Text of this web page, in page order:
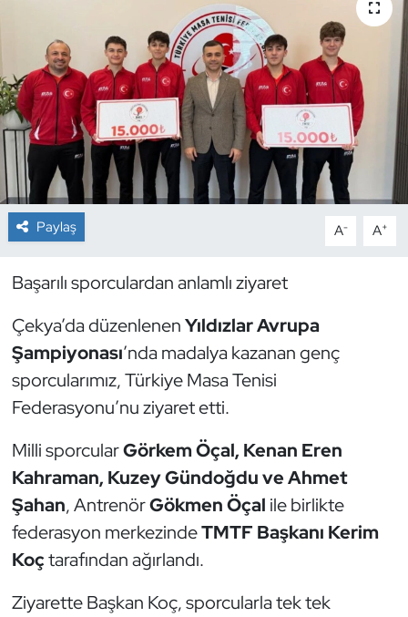
Paylaş A- A+
Başarılı sporculardan anlamlı ziyaret
Çekya’da düzenlenenYıldızlar Avrupa
Şampiyonası’nda madalya kazanan genç
sporcularımız, Türkiye Masa Tenisi
Federasyonu’nu ziyaret etti.
Milli sporcularGörkem Öçal, Kenan Eren
Kahraman, Kuzey Gündoğdu ve Ahmet
Şahan, AntrenörGökmen Öçal ile birlikte
federasyon merkezindeTMTF Başkanı Kerim
Koçtarafından ağırlandı.
Ziyarette Başkan Koç, sporcularla tek tek
Çim Hokeyi
Cimnastik
Curling
Dağcılık
E-Spor
Futbol
Futsal
Genel